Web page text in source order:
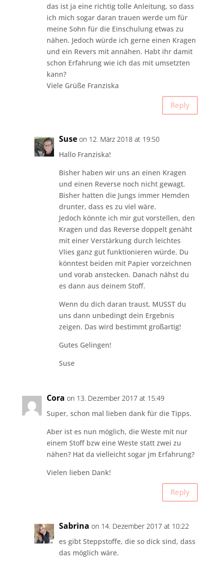
das ist ja eine richtig tolle Anleitung, so dass
ich mich sogar daran trauen werde um für
meine Sohn für die Einschulung etwas zu
nähen. Jedoch würde ich gerne einen Kragen
und ein Revers mit annähen. Habt ihr damit
schon Erfahrung wie ich das mit umsetzten
kann?
Viele Grüße Franziska
Reply
Suse on 12. März 2018 at 19:50
Hallo Franziska!
Bisher haben wir uns an einen Kragen
und einen Reverse noch nicht gewagt.
Bisher hatten die Jungs immer Hemden
drunter, dass es zu viel wäre.
Jedoch könnte ich mir gut vorstellen, den
Kragen und das Reverse doppelt genäht
mit einer Verstärkung durch leichtes
Vlies ganz gut funktionieren würde. Du
könntest beiden mit Papier vorzeichnen
und vorab anstecken. Danach nähst du
es dann aus deinem Stoff.
Wenn du dich daran traust, MUSST du
uns dann unbedingt dein Ergebnis
zeigen. Das wird bestimmt großartig!
Gutes Gelingen!
Suse
Cora on 13. Dezember 2017 at 15:49
Super, schon mal lieben dank für die Tipps.
Aber ist es nun möglich, die Weste mit nur
einem Stoff bzw eine Weste statt zwei zu
nähen? Hat da vielleicht sogar jm Erfahrung?
Vielen lieben Dank!
Reply
Sabrina on 14. Dezember 2017 at 10:22
es gibt Steppstoffe, die so dick sind, dass
das möglich wäre.